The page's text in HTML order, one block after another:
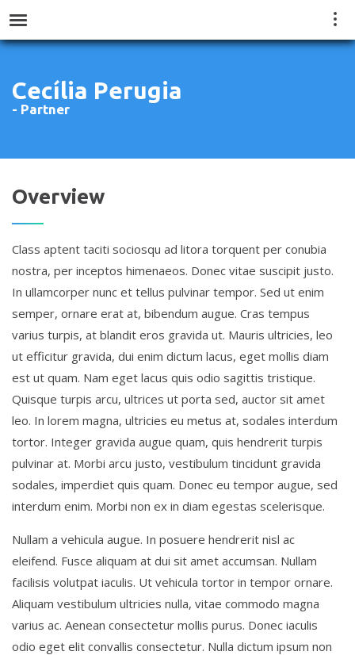
Menu
Cecília Perugia
- Partner
Overview
Class aptent taciti sociosqu ad litora torquent per conubia
nostra, per inceptos himenaeos. Donec vitae suscipit justo.
In ullamcorper nunc et tellus pulvinar tempor. Sed ut enim
semper, ornare erat at, bibendum augue. Cras tempus
varius turpis, at blandit eros gravida ut. Mauris ultricies, leo
ut efficitur gravida, dui enim dictum lacus, eget mollis diam
est ut quam. Nam eget lacus quis odio sagittis tristique.
Quisque turpis arcu, ultrices ut porta sed, auctor sit amet
leo. In lorem magna, ultricies eu metus at, sodales interdum
tortor. Integer gravida augue quam, quis hendrerit turpis
pulvinar at. Morbi arcu justo, vestibulum tincidunt gravida
sodales, imperdiet quis quam. Donec eu tempor augue, sed
interdum enim. Morbi non ex in diam egestas scelerisque.
Nullam a vehicula augue. In posuere hendrerit nisl ac
eleifend. Fusce aliquam at dui sit amet accumsan. Nullam
facilisis volutpat iaculis. Ut vehicula tortor in tempor ornare.
Aliquam vestibulum ultricies nulla, vitae commodo magna
varius ac. Aenean consectetur mollis purus. Donec iaculis
odio eget elit convallis consectetur. Nulla dictum ipsum non